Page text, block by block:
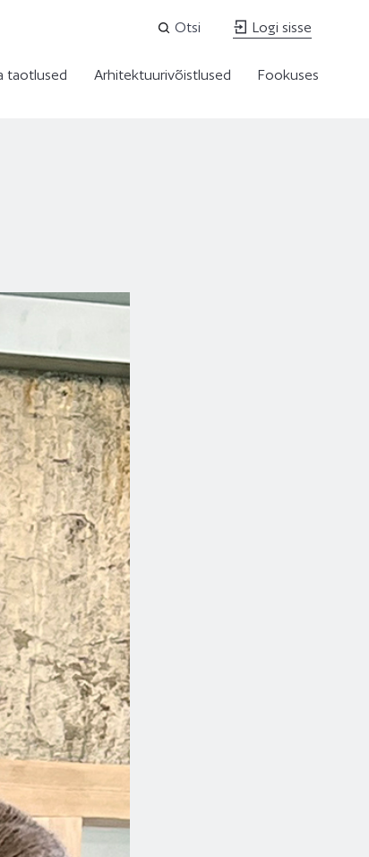
Otsi Logi sisse
taotlused Arhitektuurivõistlused Fookuses